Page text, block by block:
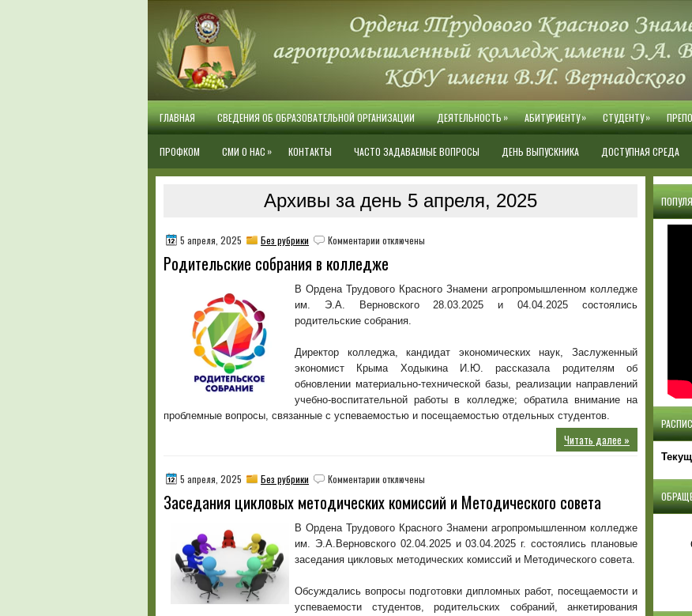
ГЛАВНАЯ СВЕДЕНИЯ ОБ ОБРАЗОВАТЕЛЬНОЙ ОРГАНИЗАЦИИ ДЕЯТЕЛЬНОСТЬ» АБИТУРИЕНТУ» СТУДЕНТУ»
ПРОФКОМ СМИ О НАС » КОНТАКТЫ ЧАСТО ЗАДАВАЕМЫЕ ВОПРОСЫ ДЕНЬ ВЫПУСКНИКА ДОСТУПНАЯ СРЕДА
Архивы за день 5 апреля, 2025
5 апреля, 2025 Без рубрики Комментарии к
Родительские
собрания
в
колледже
отключены
Родительские собрания в колледже
В Ордена Трудового Красного Знамени агропромышленном колледже
им. Э.А. Верновского 28.03.2025 и 04.04.2025 состоялись
родительские собрания.
Директор колледжа, кандидат экономических наук, Заслуженный
экономист Крыма Ходыкина И.Ю. рассказала родителям об
обновлении материально-технической базы, реализации направлений
учебно-воспитательной работы в колледже; обратила внимание на
проблемные вопросы, связанные с успеваемостью и посещаемостью отдельных студентов.
Читать далее »
5 апреля, 2025 Без рубрики Комментарии к
Заседания
цикловых
методических
комиссий
и
совета
отключены
Заседания цикловых методических комиссий и Методического совета
В Ордена Трудового Красного Знамени агропромышленном колледже
им. Э.А.Верновского 02.04.2025 и 03.04.2025 г. состоялись плановые
заседания цикловых методических комиссий и Методического совета.
Обсуждались вопросы подготовки дипломных работ, посещаемости и
успеваемости студентов, родительских собраний, анкетирования